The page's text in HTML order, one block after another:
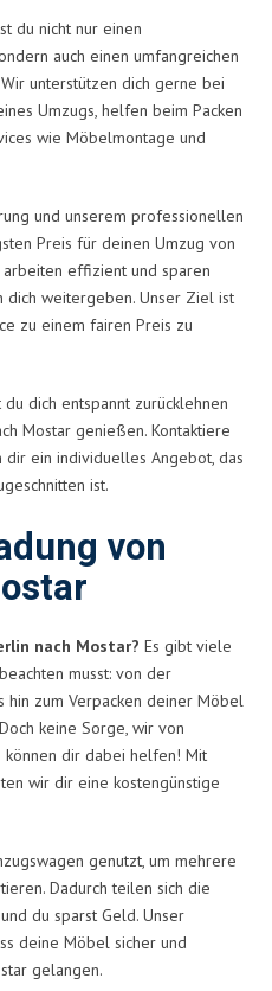
du nicht nur einen
auch einen umfangreichen
unterstützen dich gerne bei
Umzugs, helfen beim Packen
wie Möbelmontage und
und unserem professionellen
Preis für deinen Umzug von
effizient und sparen
dich weitergeben. Unser Ziel ist
zu einem fairen Preis zu
dich entspannt zurücklehnen
Mostar genießen. Kontaktiere
ein individuelles Angebot, das
ist.
von
nach Mostar? Es gibt viele
musst: von der
hin zum Verpacken deiner Möbel
keine Sorge, wir von
können dir dabei helfen! Mit
wir dir eine kostengünstige
genutzt, um mehrere
Dadurch teilen sich die
du sparst Geld. Unser
deine Möbel sicher und
gelangen.